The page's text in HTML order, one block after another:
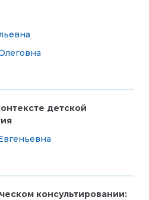
детской
консультировании: